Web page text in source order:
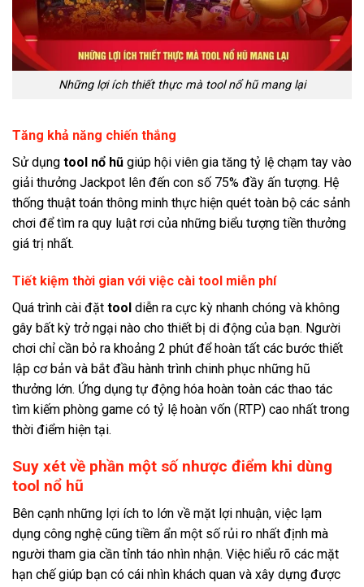
Những lợi ích thiết thực mà tool nổ hũ mang lại
Tăng khả năng chiến thắng
Sử dụng tool nổ hũ giúp hội viên gia tăng tỷ lệ chạm tay vào
giải thưởng Jackpot lên đến con số 75% đầy ấn tượng. Hệ
thống thuật toán thông minh thực hiện quét toàn bộ các sảnh
chơi để tìm ra quy luật rơi của những biểu tượng tiền thưởng
giá trị nhất.
Tiết kiệm thời gian với việc cài tool miễn phí
Quá trình cài đặt tool diễn ra cực kỳ nhanh chóng và không
gây bất kỳ trở ngại nào cho thiết bị di động của bạn. Người
chơi chỉ cần bỏ ra khoảng 2 phút để hoàn tất các bước thiết
lập cơ bản và bắt đầu hành trình chinh phục những hũ
thưởng lớn. Ứng dụng tự động hóa hoàn toàn các thao tác
tìm kiếm phòng game có tỷ lệ hoàn vốn (RTP) cao nhất trong
thời điểm hiện tại.
Suy xét về phần một số nhược điểm khi dùng
tool nổ hũ
Bên cạnh những lợi ích to lớn về mặt lợi nhuận, việc lạm
dụng công nghệ cũng tiềm ẩn một số rủi ro nhất định mà
người tham gia cần tỉnh táo nhìn nhận. Việc hiểu rõ các mặt
hạn chế giúp bạn có cái nhìn khách quan và xây dựng được